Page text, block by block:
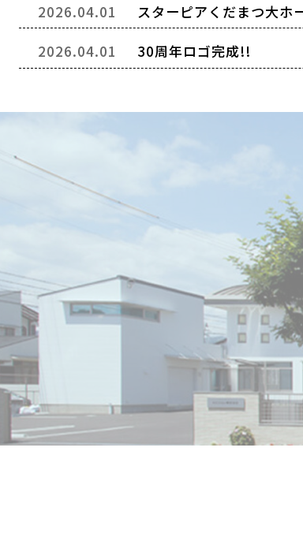
2026.04.01 スターピアくだまつ大ホ
2026.04.01 30周年ロゴ完成!!